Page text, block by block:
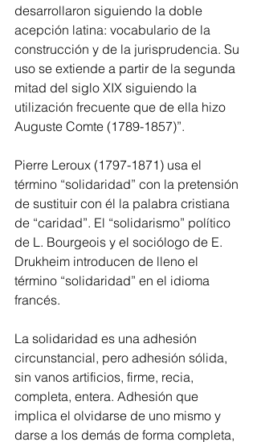
desarrollaron siguiendo la doble
acepción latina: vocabulario de la
construcción y de la jurisprudencia. Su
uso se extiende a partir de la segunda
mitad del siglo XIX siguiendo la
utilización frecuente que de ella hizo
Auguste Comte (1789-1857)”.
Pierre Leroux (1797-1871) usa el
término “solidaridad” con la pretensión
de sustituir con él la palabra cristiana
de “caridad”. El “solidarismo” político
de L. Bourgeois y el sociólogo de E.
Drukheim introducen de lleno el
término “solidaridad” en el idioma
francés.
La solidaridad es una adhesión
circunstancial, pero adhesión sólida,
sin vanos artificios, firme, recia,
completa, entera. Adhesión que
implica el olvidarse de uno mismo y
darse a los demás de forma completa,